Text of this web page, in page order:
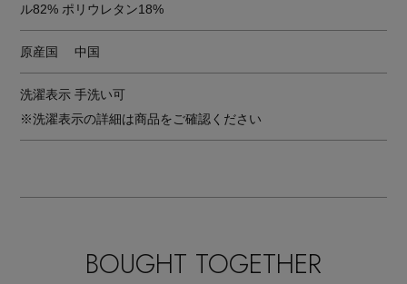
ル82% ポリウレタン18%
原産国 中国
洗濯表示 手洗い可
※洗濯表示の詳細は商品をご確認ください
BOUGHT TOGETHER